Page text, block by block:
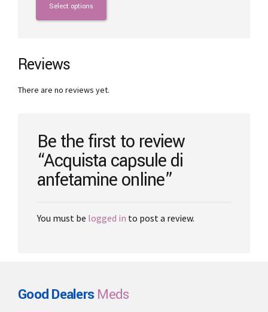
Select options
product
has
The
options
be
product
page
Reviews
There are no reviews yet.
Be the first to review
“Acquista capsule di
anfetamine online”
You must be logged in to post a review.
Good DealersMeds